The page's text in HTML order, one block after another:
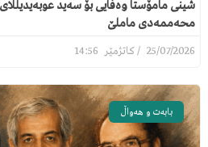
شینی مامۆستا وەفایی بۆ سەید
محەممەدی ماملێ
25/07/2026
بابەت و هەواڵ